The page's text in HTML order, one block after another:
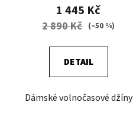
1 445 Kč
2 890 Kč (–50 %)
DETAIL
Dámské volnočasové džíny